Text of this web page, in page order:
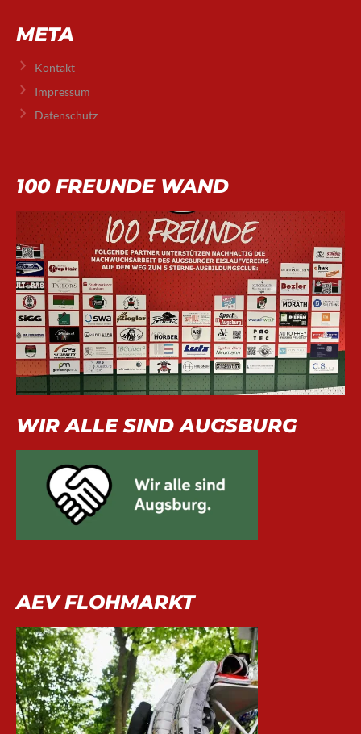
META
Kontakt
Impressum
Datenschutz
100 FREUNDE WAND
WIR ALLE SIND AUGSBURG
AEV FLOHMARKT